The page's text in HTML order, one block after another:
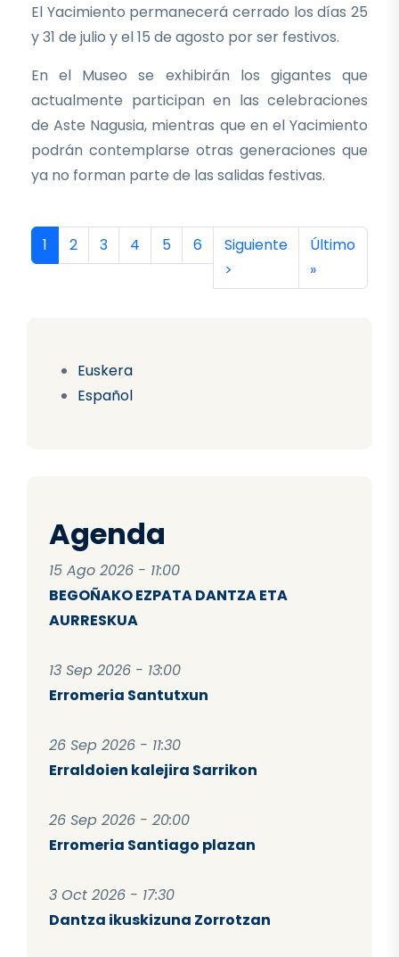
Euskera
Español
Agenda
15 Ago 2026 - 11:00
BEGOÑAKO EZPATA DANTZA ETA
AURRESKUA
13 Sep 2026 - 13:00
Erromeria Santutxun
26 Sep 2026 - 11:30
Erraldoien kalejira Sarrikon
26 Sep 2026 - 20:00
Erromeria Santiago plazan
3 Oct 2026 - 17:30
Dantza ikuskizuna Zorrotzan
El Yacimiento permanecerá cerrado los días 25
y 31 de julio y el 15 de agosto por ser festivos.
En el Museo se exhibirán los gigantes que
actualmente participan en las celebraciones
de Aste Nagusia, mientras que en el Yacimiento
podrán contemplarse otras generaciones que
ya no forman parte de las salidas festivas.
Paginación
Página actual
1 Página
2 Página
3 Página
4 Página
5 Página
6 Siguiente página
Siguiente
>
Última
Último
»